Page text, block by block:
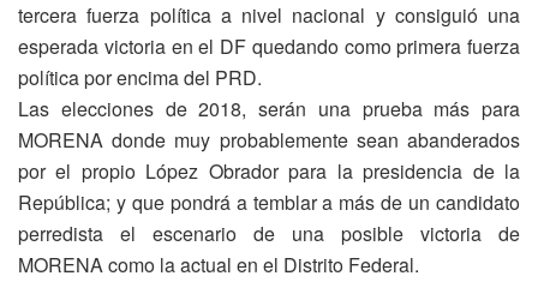
tercera fuerza política a nivel nacional y consiguió una
esperada victoria en el DF quedando como primera fuerza
política por encima del PRD.
Las elecciones de 2018, serán una prueba más para
MORENA donde muy probablemente sean abanderados
por el propio López Obrador para la presidencia de la
República; y que pondrá a temblar a más de un candidato
perredista el escenario de una posible victoria de
MORENA como la actual en el Distrito Federal.